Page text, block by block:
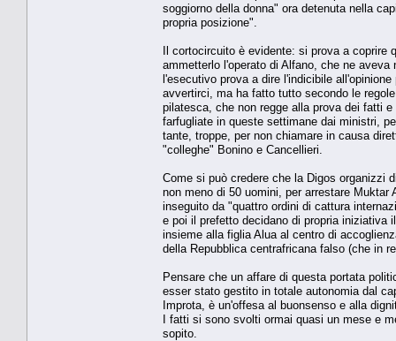
soggiorno della donna" ora detenuta nella
propria posizione".
Il cortocircuito è evidente: si prova a coprire
ammetterlo l'operato di Alfano, che ne
l'esecutivo prova a dire l'indicibile
avvertirci, ma ha fatto tutto secondo le
pilatesca, che non regge alla prova dei fatti
farfugliate in queste settimane dai ministri,
tante, troppe, per non chiamare in causa
"colleghe" Bonino e Cancellieri.
Come si può credere che la Digos organizzi
non meno di 50 uomini, per arrestare
inseguito da "quattro ordini di cattura
e poi il prefetto decidano di propria iniziativa
insieme alla figlia Alua al centro di
della Repubblica centrafricana falso (che in
Pensare che un affare di questa portata
esser stato gestito in totale autonomia dal
Improta, è un'offesa al buonsenso e alla
I fatti si sono svolti ormai quasi un mese e
sopito.